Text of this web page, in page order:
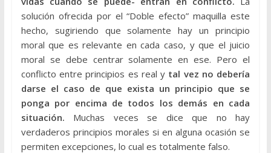
solución ofrecida por el “Doble efecto” maquilla este
hecho, sugiriendo que solamente hay un principio
moral que es relevante en cada caso, y que el juicio
moral se debe centrar solamente en ese. Pero el
conflicto entre principios es real y tal vez no debería
darse el caso de que exista un principio que se
ponga por encima de todos los demás en cada
situación. Muchas veces se dice que no hay
verdaderos principios morales si en alguna ocasión se
permiten excepciones, lo cual es totalmente falso.